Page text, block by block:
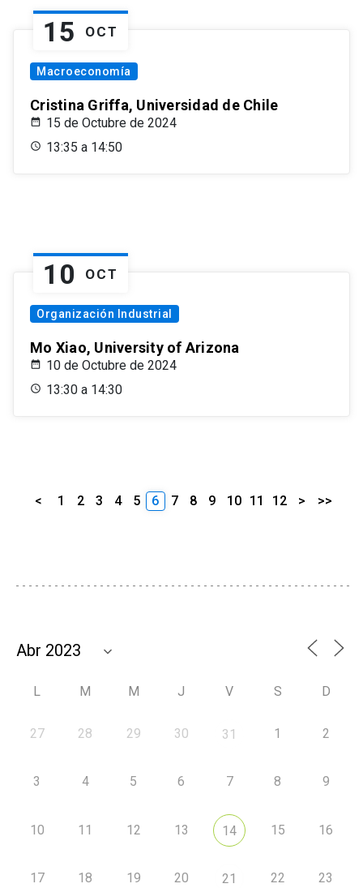
15 OCT
Macroeconomía
Cristina Griffa, Universidad de Chile
15 de Octubre de 2024
13:35 a 14:50
10 OCT
Organización Industrial
Mo Xiao, University of Arizona
10 de Octubre de 2024
13:30 a 14:30
< 1 2 3 4 5 6 7 8 9 10 11 12 > >>
L M M J V S D
27 28 29 30 31 1 2
3 4 5 6 7 8 9
10 11 12 13 14 15 16
17 18 19 20 21 22 23